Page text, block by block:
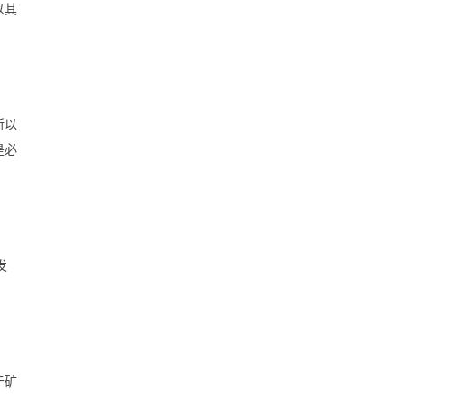
其
以
必
矿